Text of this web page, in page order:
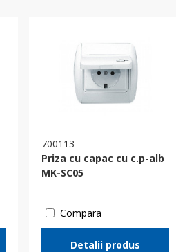
700113
Priza cu capac cu c.p-alb
MK-SC05
Compara
Detalii produs